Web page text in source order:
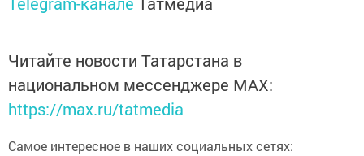
Читайте новости Татарстана в
национальном мессенджере MАХ:
https://max.ru/tatmedia
Самое интересное в наших социальных сетях: